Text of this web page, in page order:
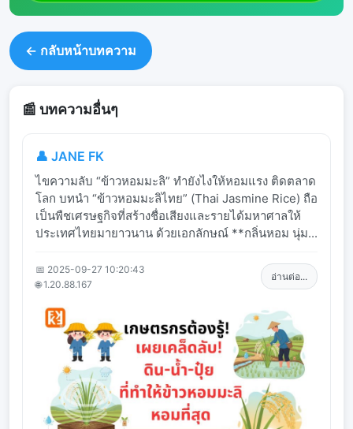
← กลับหน้าบทความ
📰 บทความอื่นๆ
👤 JANE FK
ไขความลับ “ข้าวหอมมะลิ” ทำยังไงให้หอมแรง ติดตลาด
โลก บทนำ “ข้าวหอมมะลิไทย” (Thai Jasmine Rice) ถือ
เป็นพืชเศรษฐกิจที่สร้างชื่อเสียงและรายได้มหาศาลให้
ประเทศไทยมายาวนาน ด้วยเอกลักษณ์ **กลิ่นหอม นุ่ม...
📅 2025-09-27 10:20:43
🌐 1.20.88.167
อ่านต่อ...